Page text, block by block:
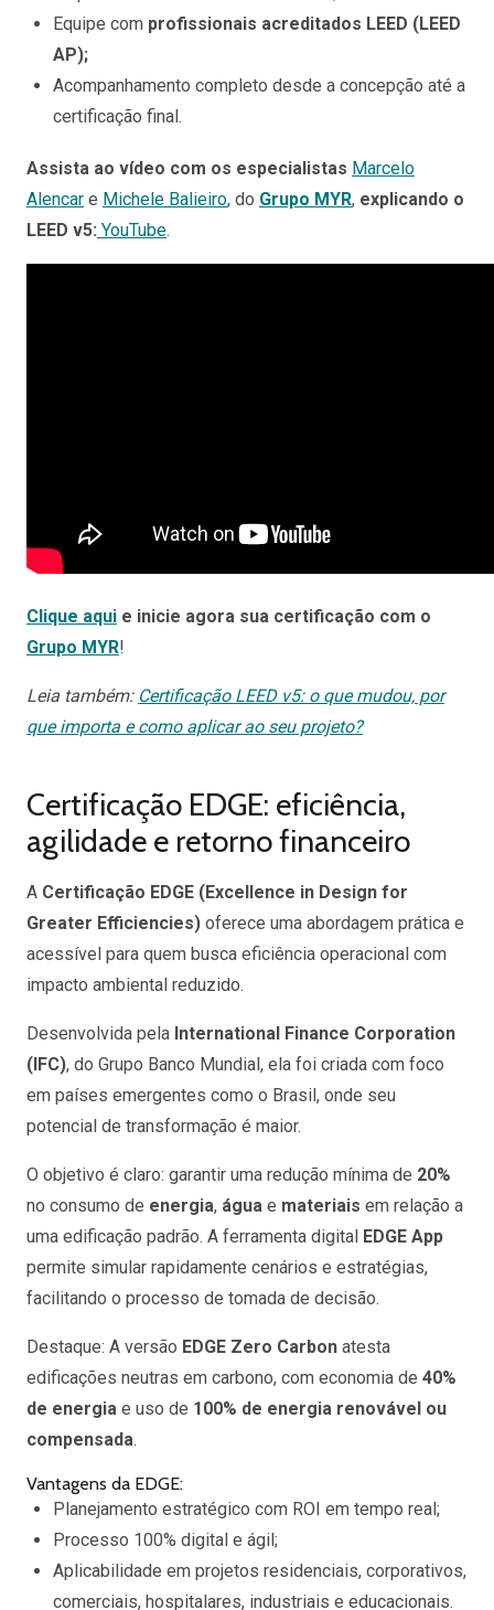
Equipe com profissionais acreditados LEED (LEED
AP);
Acompanhamento completo desde a concepção até a
certificação final.
Assista ao vídeo com os especialistas Marcelo
Alencar e Michele Balieiro, do Grupo MYR, explicando o
LEED v5: YouTube.
Clique aqui e inicie agora sua certificação com o
Grupo MYR!
Leia também: Certificação LEED v5: o que mudou, por
que importa e como aplicar ao seu projeto?
Certificação EDGE: eficiência,
agilidade e retorno financeiro
A Certificação EDGE (Excellence in Design for
Greater Efficiencies) oferece uma abordagem prática e
acessível para quem busca eficiência operacional com
impacto ambiental reduzido.
Desenvolvida pela International Finance Corporation
(IFC), do Grupo Banco Mundial, ela foi criada com foco
em países emergentes como o Brasil, onde seu
potencial de transformação é maior.
O objetivo é claro: garantir uma redução mínima de 20%
no consumo de energia, água e materiais em relação a
uma edificação padrão. A ferramenta digital EDGE App
permite simular rapidamente cenários e estratégias,
facilitando o processo de tomada de decisão.
Destaque: A versão EDGE Zero Carbon atesta
edificações neutras em carbono, com economia de 40%
de energia e uso de 100% de energia renovável ou
compensada.
Vantagens da EDGE:
Planejamento estratégico com ROI em tempo real;
Processo 100% digital e ágil;
Aplicabilidade em projetos residenciais, corporativos,
comerciais, hospitalares, industriais e educacionais.